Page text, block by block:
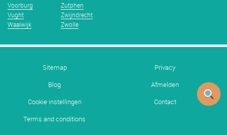
Voorburg
Vught
Waalwijk
Zutphen
Zwijndrecht
Zwolle
Sitemap
Privacy
Blog
Afmelden
Cookie instellingen
Contact
Terms and conditions